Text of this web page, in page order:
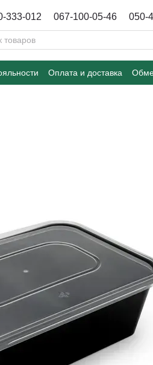
333-012 067-100-05-46 050-
Оплата и доставка
оферты
Блог